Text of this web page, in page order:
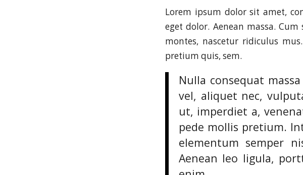
Lorem ipsum dolor sit amet,
eget dolor. Aenean massa.
montes, nascetur ridiculus
pretium quis, sem.
Nulla consequat
vel, aliquet nec,
ut, imperdiet a,
pede mollis pretium.
elementum semper
Aenean leo ligula,